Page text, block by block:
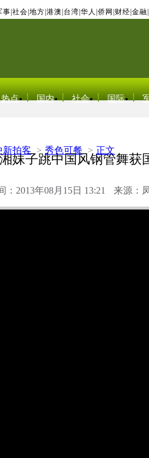
事 社会 地方 港澳 台湾 华人 侨网 财经 金融
热点 国内 社会 国际
新拍客 > 秀色可餐 > 正文
妹子跳中国风钢管舞获
：2013年08月15日 13:21 来源：